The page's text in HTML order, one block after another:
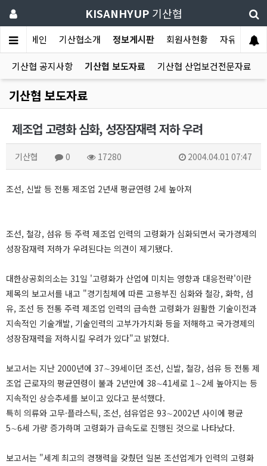
KISANHYUP기산협
메인 기산협소개 정보게시판 회원사현황 자유게시판
기산협 공지사항 기산협 보도자료 기산협 산업보건전문자료
기산협 보도자료
제조업 고령화 심화, 성장잠재력 저하 우려
기산협 0 17280 2004.04.01 07:47
조선, 신발 등 전통 제조업 2년새 평균연령 2세 높아져
조선, 철강, 섬유 등 주력 제조업 인력의 고령화가 심화되면서 국가경제의
성장잠재력 저하가 우려된다는 의견이 제기됐다.
대한상공회의소는 31일 '고령화가 산업에 미치는 영향과 대응전략'이란
제목의 보고서를 내고 "경기침체에 따른 고용부진 심화와 철강, 화학, 섬
유, 조선 등 전통 주력 제조업 인력의 급속한 고령화가 원활한 기술이전과
지속적인 기술개발, 기술인력의 고부가가치화 등을 저해하고 국가경제의
성장잠재력을 저하시킬 우려가 있다"고 밝혔다.
보고서는 지난 2000년에 37∼39세이던 조선, 신발, 철강, 섬유 등 전통 제
조업 근로자의 평균연령이 불과 2년만에 38∼41세로 1∼2세 높아지는 등
지속적인 상승추세를 보이고 있다고 분석했다.
특히 의류와 고무·플라스틱, 조선, 섬유업은 93∼2002년 사이에 평균
5∼6세 가량 증가하며 고령화가 급속도로 진행된 것으로 나타났다.
보고서는 "세계 최고의 경쟁력을 갖췄던 일본 조선업계가 인력의 고령화